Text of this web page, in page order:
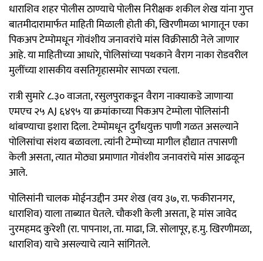
धाराशिव शहर पोलीस ठाण्याचे पोलीस निरीक्षक शकील शेख यांना गुप्त
बातमीदारामार्फत माहिती मिळाली होती की, खिरणीमळा भागातून एका
पिकअप टेम्पोमधून गोवंशीय जनावरांचे मांस विक्रीसाठी नेले जाणार
आहे. या माहितीच्या आधारे, पोलिसांच्या पथकाने वैराग नाका रोडवरील
मुलींच्या शासकीय वसतिगृहासमोर सापळा रचला.
रात्री सुमारे ८.३० वाजता, रसुलपुराकडून वैराग नाक्याकडे जाणाऱ्या
एमएच २५ AJ ६४९५ या क्रमांकाच्या पिकअप टेम्पोला पोलिसांनी
थांबण्याचा इशारा दिला. टेम्पोमधून दुर्गंधयुक्त पाणी गळत असल्याने
पोलिसांचा संशय बळावला. त्यांनी टेम्पोच्या मागील हौद्यात तपासणी
केली असता, त्यात मोठ्या प्रमाणात गोवंशीय जनावरांचे मांस आढळून
आले.
पोलिसांनी चालक मोईनउद्दीन उमर शेख (वय ३७, रा. फकीरानगर,
धाराशिव) याला ताब्यात घेतले. चौकशी केली असता, हे मांस जावेद
नुरमहमद कुरेशी (रा. पापनाश, ता. माढा, जि. सोलापूर, ह.मु. खिरणीमळा,
धाराशिव) याचे असल्याचे त्याने सांगितले.